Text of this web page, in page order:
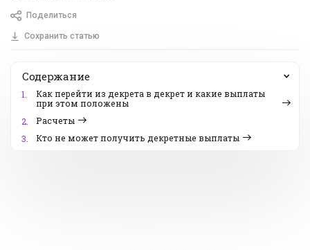
Поделиться
Сохранить статью
Содержание
1.
Как перейти из декрета в декрет и какие выплаты
при этом положены
2.
Расчеты
3.
Кто не может получить декретные выплаты